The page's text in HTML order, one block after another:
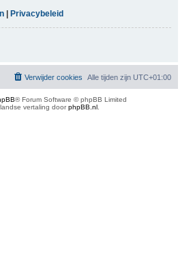
| Privacybeleid
Alle tijden zijn UTC+01:00
Verwijder cookies
® Forum Software © phpBB Limited
vertaling doorphpBB.nl